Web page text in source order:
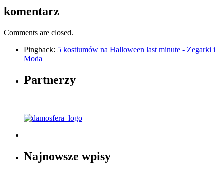
komentarz
Comments are closed.
Pingback: 5 kostiumów na Halloween last minute - Zegarki i
Moda
Partnerzy
Najnowsze wpisy